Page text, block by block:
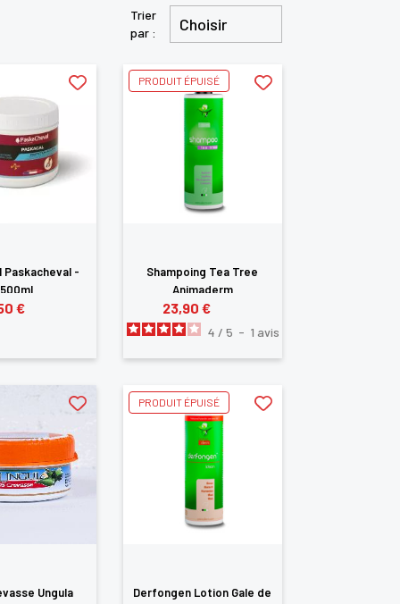
Trier
par :
Choisir
Paskacheval -
500ml
€
Shampoing Tea Tree
Animaderm
23,90 €
4 / 5 - 1 avis
PRODUIT ÉPUISÉ
Ungula
Derfongen Lotion Gale de
PRODUIT ÉPUISÉ